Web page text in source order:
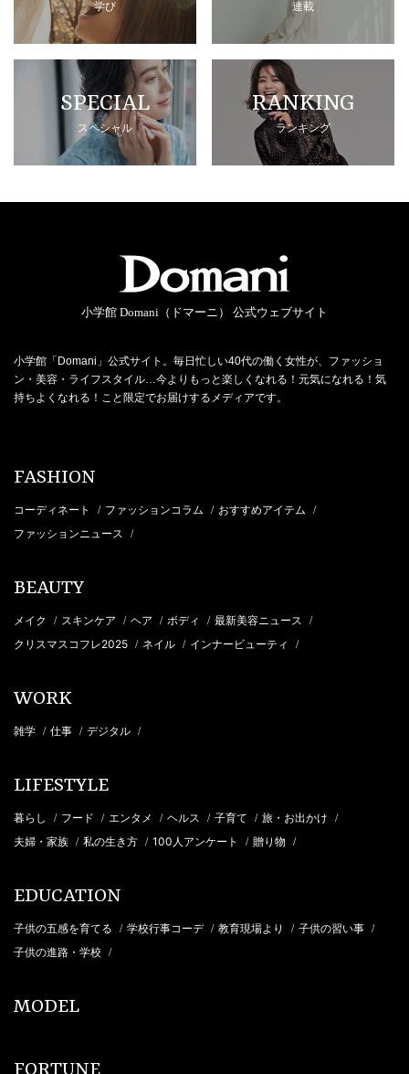
学び 連載
SPECIAL
スペシャル
RANKING
ランキング
小学館 Domani（ドマーニ） 公式ウェブサイト
小学館「Domani」公式サイト。毎日忙しい40代の働く女性が、ファッショ
ン・美容・ライフスタイル…今よりもっと楽しくなれる！元気になれる！気
持ちよくなれる！こと限定でお届けするメディアです。
FASHION
コーディネート / ファッションコラム / おすすめアイテム /
ファッションニュース /
BEAUTY
メイク / スキンケア / ヘア / ボディ / 最新美容ニュース /
クリスマスコフレ2025 / ネイル / インナービューティ /
WORK
雑学 / 仕事 / デジタル /
LIFESTYLE
暮らし / フード / エンタメ / ヘルス / 子育て / 旅・お出かけ /
夫婦・家族 / 私の生き方 / 100人アンケート / 贈り物 /
EDUCATION
子供の五感を育てる / 学校行事コーデ / 教育現場より / 子供の習い事 /
子供の進路・学校 /
MODEL